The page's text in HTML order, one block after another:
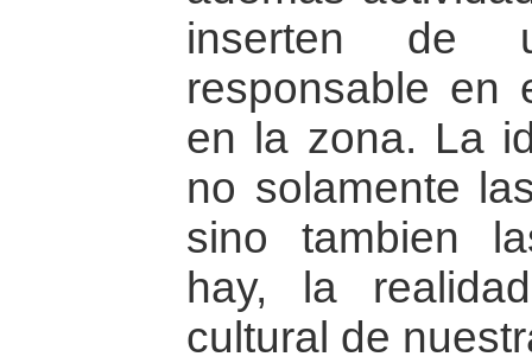
inserten de
responsable en
en la zona. La
no solamente
sino tambien
hay, la
cultural de